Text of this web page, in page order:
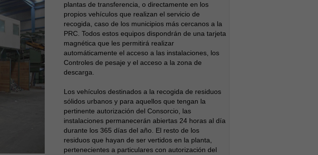
plantas de transferencia, o directamente en los
propios vehículos que realizan el servicio de
recogida, caso de los municipios más cercanos a la
PRC. Todos estos equipos dispondrán de una tarjeta
magnética que les permitirá realizar
automáticamente el acceso a las instalaciones, los
Controles de pesaje y el acceso a la zona de
descarga.
Los vehículos destinados a la recogida de residuos
sólidos urbanos y para aquellos que tengan la
pertinente autorización del Consorcio, las
instalaciones permanecerán abiertas 24 horas al día
durante los 365 días del año. El resto de los
residuos que hayan de ser vertidos en la planta,
pertenecientes a particulares con autorización del